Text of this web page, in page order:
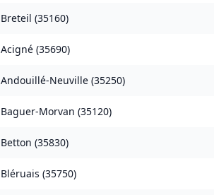
Breteil (35160)
Acigné (35690)
Andouillé-Neuville (35250)
Baguer-Morvan (35120)
Betton (35830)
Bléruais (35750)